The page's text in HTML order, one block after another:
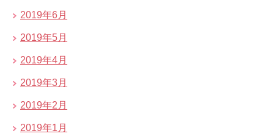
2019年6月
2019年5月
2019年4月
2019年3月
2019年2月
2019年1月